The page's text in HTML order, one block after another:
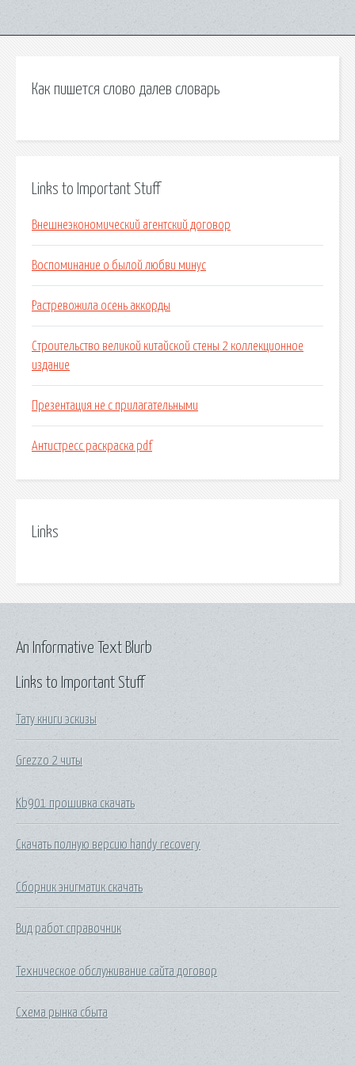
Как пишется слово далев словарь
Links to Important Stuff
Внешнеэкономический агентский договор
Воспоминание о былой любви минус
Растревожила осень аккорды
Строительство великой китайской стены 2 коллекционное
издание
Презентация не с прилагательными
Антистресс раскраска pdf
Links
Links to Important Stuff
Тату книги эскизы
Grezzo 2 читы
Kb901 прошивка скачать
Скачать полную версию handy recovery
Сборник энигматик скачать
Вид работ справочник
Техническое обслуживание сайта договор
Схема рынка сбыта
An Informative Text Blurb